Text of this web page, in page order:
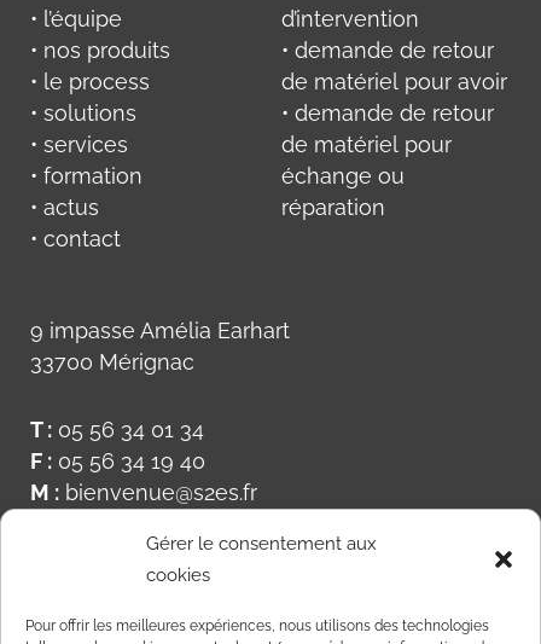
Gérer le consentement aux
cookies
Pour offrir les meilleures expériences, nous utilisons des technologies
• l’équipe
• nos produits
• le process
• solutions
• services
• formation
• actus
• contact
d’intervention
• demande de retour
de matériel pour avoir
• demande de retour
de matériel pour
échange ou
réparation
9 impasse Amélia Earhart
33700 Mérignac
T : 05 56 34 01 34
F : 05 56 34 19 40
M : bienvenue@s2es.fr